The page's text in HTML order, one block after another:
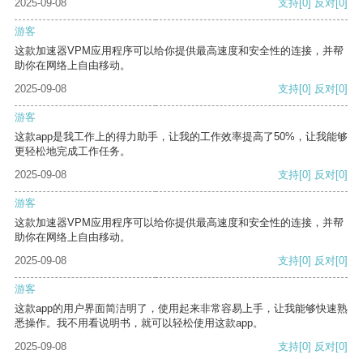
2025-09-08 支持[0] 反对[0]
游客
这款加速器VPM应用程序可以给你提供最高速度和安全性的连接，并帮
助你在网络上自由移动。
2025-09-08
支持[0] 反对[0]
游客
这款app是我工作上的得力助手，让我的工作效率提高了50%，让我能够
更轻松地完成工作任务。
2025-09-08
支持[0] 反对[0]
游客
这款加速器VPM应用程序可以给你提供最高速度和安全性的连接，并帮
助你在网络上自由移动。
2025-09-08
支持[0] 反对[0]
游客
这款app的用户界面简洁明了，使用起来非常容易上手，让我能够快速熟
悉操作。我不用看说明书，就可以轻松使用这款app。
2025-09-08
支持[0] 反对[0]